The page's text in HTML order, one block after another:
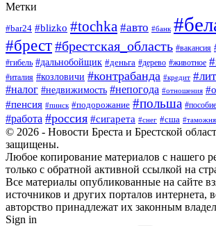
Метки
#bar24 #blizko #tochka #авто #банк
#брест#брестская_область #вакансия
#гибель #дальнобойщик #деньга #дерево #животное
#италия #козловичи #контрабанда #кредит
#налог #недвижимость #непогода #отношения
#пенсия #пинск #подорожание #польша #пособие
#работа #россия #сигарета #снег #сша #таможня
© 2026 - Новости Бреста и Брестской
защищены.
Любое копирование материалов с нашего
только с обратной активной ссылкой на
Все материалы опубликованные на сайте
источников и других порталов интернета,
авторство принадлежат их законным
Sign in